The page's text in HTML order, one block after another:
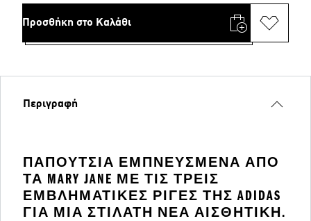
Προσθήκη στο Καλάθι
Περιγραφή
ΠΑΠΟΎΤΣΙΑ ΕΜΠΝΕΥΣΜΈΝΑ ΑΠΌ
ΤΑ MARY JANE ΜΕ ΤΙΣ ΤΡΕΙΣ
ΕΜΒΛΗΜΑΤΙΚΈΣ ΡΊΓΕΣ ΤΗΣ ADIDAS
ΓΙΑ ΜΙΑ ΣΤΙΛΆΤΗ ΝΈΑ ΑΙΣΘΗΤΙΚΉ.